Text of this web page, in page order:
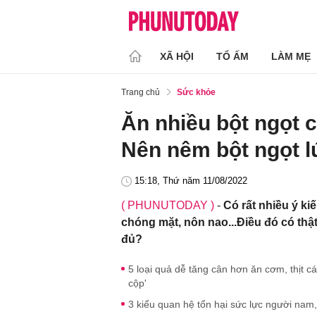
XÃ HỘI TỔ ẤM LÀM MẸ
Trang chủ Sức khỏe
Ăn nhiều bột ngọt
Nên nêm bột ngọt
15:18, Thứ năm 11/08/2022
( PHUNUTODAY ) - Có rất nhiều ý
chóng mặt, nôn nao...Điều đó có
đủ?
5 loại quả dễ tăng cân hơn ăn cơm, thịt
cộp'
3 kiểu quan hệ tổn hại sức lực người